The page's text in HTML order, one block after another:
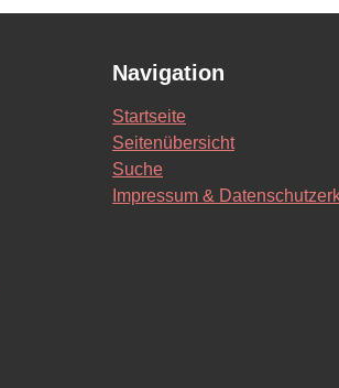
Navigation
Startseite
Seitenübersicht
Suche
Impressum &